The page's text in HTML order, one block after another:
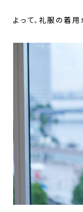
よって、礼服の着用